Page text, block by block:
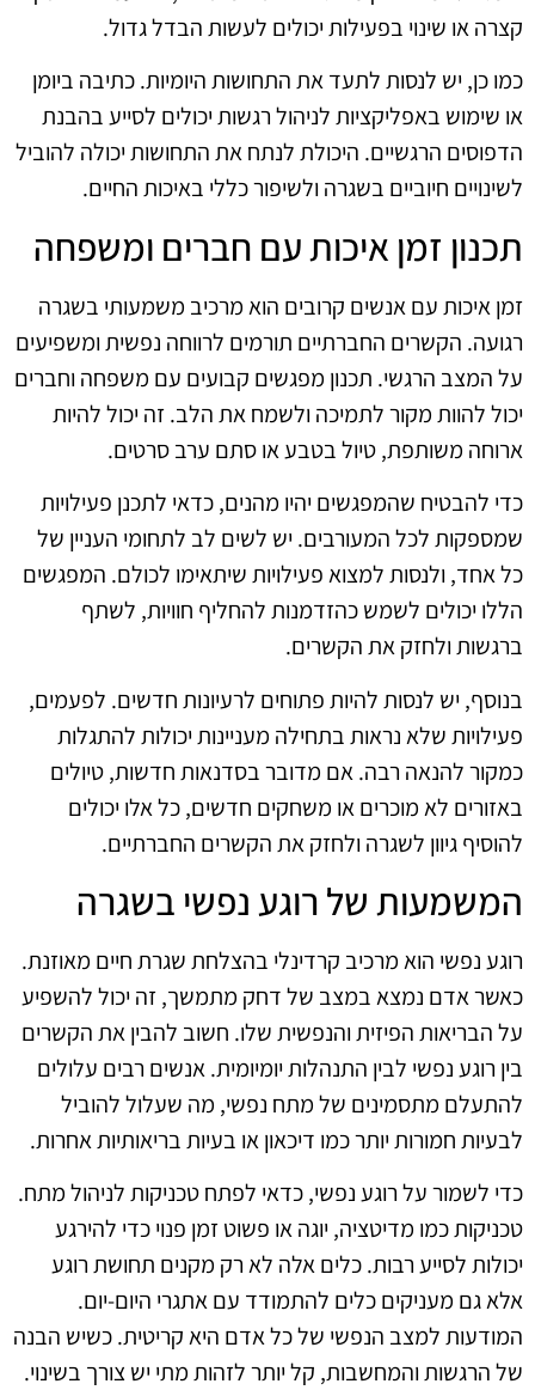
קצרה או שינוי בפעילות יכולים לעשות הבדל גדול.
כמו כן, יש לנסות לתעד את התחושות היומיות. כתיבה ביומן
או שימוש באפליקציות לניהול רגשות יכולים לסייע בהבנת
הדפוסים הרגשיים. היכולת לנתח את התחושות יכולה להוביל
לשינויים חיוביים בשגרה ולשיפור כללי באיכות החיים.
תכנון זמן איכות עם חברים ומשפחה
זמן איכות עם אנשים קרובים הוא מרכיב משמעותי בשגרה
רגועה. הקשרים החברתיים תורמים לרווחה נפשית ומשפיעים
על המצב הרגשי. תכנון מפגשים קבועים עם משפחה וחברים
יכול להוות מקור לתמיכה ולשמח את הלב. זה יכול להיות
ארוחה משותפת, טיול בטבע או סתם ערב סרטים.
כדי להבטיח שהמפגשים יהיו מהנים, כדאי לתכנן פעילויות
שמספקות לכל המעורבים. יש לשים לב לתחומי העניין של
כל אחד, ולנסות למצוא פעילויות שיתאימו לכולם. המפגשים
הללו יכולים לשמש כהזדמנות להחליף חוויות, לשתף
ברגשות ולחזק את הקשרים.
בנוסף, יש לנסות להיות פתוחים לרעיונות חדשים. לפעמים,
פעילויות שלא נראות בתחילה מעניינות יכולות להתגלות
כמקור להנאה רבה. אם מדובר בסדנאות חדשות, טיולים
באזורים לא מוכרים או משחקים חדשים, כל אלו יכולים
להוסיף גיוון לשגרה ולחזק את הקשרים החברתיים.
המשמעות של רוגע נפשי בשגרה
רוגע נפשי הוא מרכיב קרדינלי בהצלחת שגרת חיים מאוזנת.
כאשר אדם נמצא במצב של דחק מתמשך, זה יכול להשפיע
על הבריאות הפיזית והנפשית שלו. חשוב להבין את הקשרים
בין רוגע נפשי לבין התנהלות יומיומית. אנשים רבים עלולים
להתעלם מתסמינים של מתח נפשי, מה שעלול להוביל
לבעיות חמורות יותר כמו דיכאון או בעיות בריאותיות אחרות.
כדי לשמור על רוגע נפשי, כדאי לפתח טכניקות לניהול מתח.
טכניקות כמו מדיטציה, יוגה או פשוט זמן פנוי כדי להירגע
יכולות לסייע רבות. כלים אלה לא רק מקנים תחושת רוגע
אלא גם מעניקים כלים להתמודד עם אתגרי היום-יום.
המודעות למצב הנפשי של כל אדם היא קריטית. כשיש הבנה
של הרגשות והמחשבות, קל יותר לזהות מתי יש צורך בשינוי.